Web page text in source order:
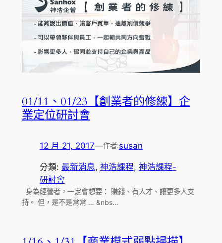
01/11、01/23【創業者的修練】企
業定位研討會
12 月 21, 2017—作者:susan
分類: 最新消息, 神浩課程, 神浩課程-
研討會
身為經營者，一定會想要： 賺錢、有人才、讓更多人支
持。 但，是不是常常 … &nbs…